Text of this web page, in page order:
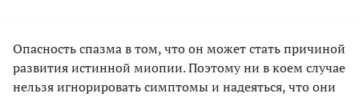
Опасность спазма в том, что он может стать причиной
развития истинной миопии. Поэтому ни в коем случае
нельзя игнорировать симптомы и надеяться, что они